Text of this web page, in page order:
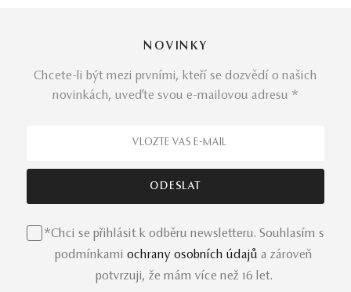
NOVINKY
Chcete-li být mezi prvními, kteří se dozvědí o našich
novinkách, uveďte svou e-mailovou adresu *
*Chci se přihlásit k odběru newsletteru. Souhlasím s
podmínkami ochrany osobních údajů a zároveň
potvrzuji, že mám více než 16 let.